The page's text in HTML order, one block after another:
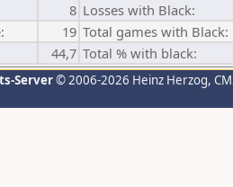
8 Losses with Black:
19 Total games with Black:
44,7 Total % with black:
Server© 2006-2026 Heinz Herzog,